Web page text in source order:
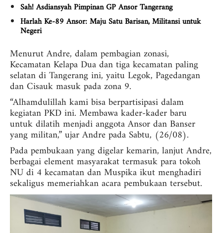
Sah! Asdiansyah Pimpinan GP Ansor Tangerang
Harlah Ke-89 Ansor: Maju Satu Barisan, Militansi untuk
Negeri
Menurut Andre, dalam pembagian zonasi,
Kecamatan Kelapa Dua dan tiga kecamatan paling
selatan di Tangerang ini, yaitu Legok, Pagedangan
dan Cisauk masuk pada zona 9.
“Alhamdulillah kami bisa berpartisipasi dalam
kegiatan PKD ini. Membawa kader-kader baru
untuk dilatih menjadi anggota Ansor dan Banser
yang militan,” ujar Andre pada Sabtu, (26/08).
Pada pembukaan yang digelar kemarin, lanjut Andre,
berbagai element masyarakat termasuk para tokoh
NU di 4 kecamatan dan Muspika ikut menghadiri
sekaligus memeriahkan acara pembukaan tersebut.